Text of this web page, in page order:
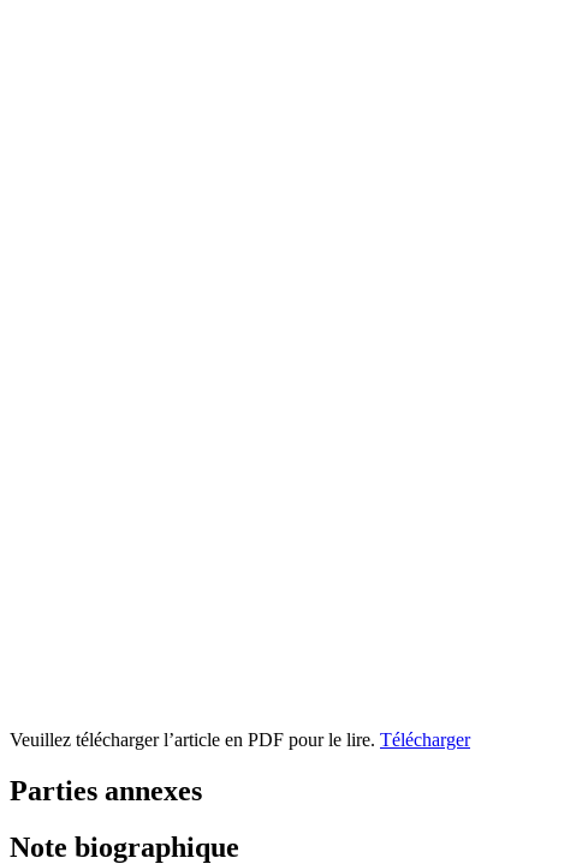
Veuillez télécharger l’article en PDF pour le lire. Télécharger
Parties annexes
Note biographique